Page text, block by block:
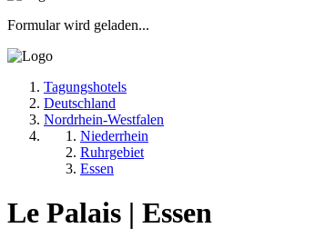
Formular wird geladen...
Tagungshotels
Deutschland
Nordrhein-Westfalen
Niederrhein
Ruhrgebiet
Essen
Le Palais | Essen